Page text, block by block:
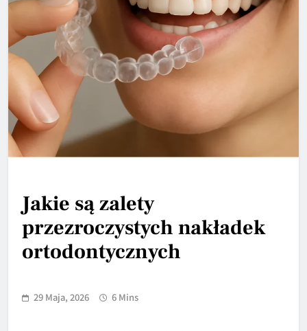
Jakie są zalety
przezroczystych nakładek
ortodontycznych
29 Maja, 2026 6 Mins